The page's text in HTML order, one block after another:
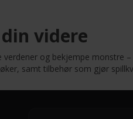
videre
og bekjempe monstre
samt tilbehør som gjør